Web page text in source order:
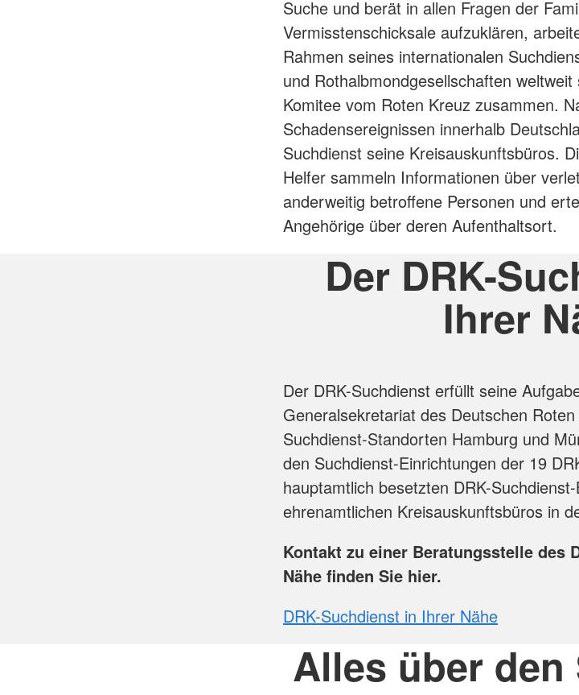
Suche und berät in allen Fragen der
Vermisstenschicksale aufzuklären,
Rahmen seines internationalen
und Rothalbmondgesellschaften
Komitee vom Roten Kreuz zusammen.
Schadensereignissen innerhalb
Suchdienst seine Kreisauskunftsbüros.
Helfer sammeln Informationen über
anderweitig betroffene Personen und
Angehörige über deren Aufenthaltsort.
Der DRK-
Ihrer
Der DRK-Suchdienst erfüllt seine
Generalsekretariat des Deutschen
Suchdienst-Standorten Hamburg und
den Suchdienst-Einrichtungen der 19
hauptamtlich besetzten DRK-
ehrenamtlichen Kreisauskunftsbüros in
Kontakt zu einer Beratungsstelle des
Nähe finden Sie hier.
DRK-Suchdienst in Ihrer Nähe
Alles über